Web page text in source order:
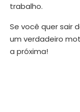
trabalho.
Se você quer sair
um verdadeiro
a próxima!